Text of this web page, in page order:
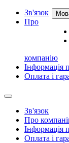
Зв'язок
Про
компанію
Інформація
Оплата і
Зв'язок
Про
Інформація
Оплата і